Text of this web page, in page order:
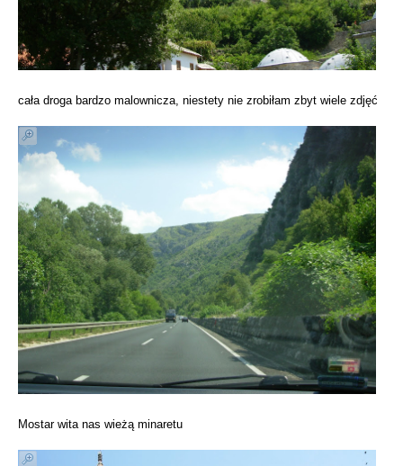
cała droga bardzo malownicza, niestety nie zrobiłam zbyt wiele zdjęć
Mostar wita nas wieżą minaretu